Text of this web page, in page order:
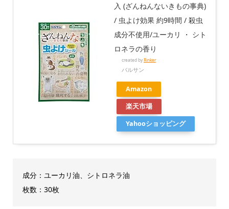
入 (ざんねんないきもの事典)
/ 虫よけ効果 約9時間 / 殺虫
成分不使用/ユーカリ ・ シト
ロネラの香り
created byRinker
バルサン
Amazon
楽天市場
Yahooショッピング
成分：ユーカリ油、シトロネラ油
枚数：30枚